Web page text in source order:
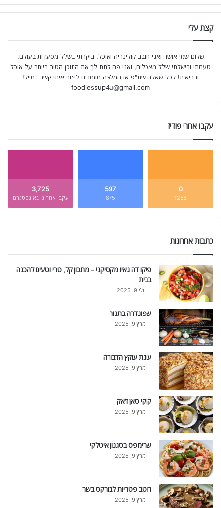
קצת עלי
שלום שמי אושר ואני חובב קולינריה ואוכל, ביקרתי בשלל מסעדות בעולם,
טעמתי ובישלתי שלל מאכלים, ואני פה לתת לך את התוכן הטוב ביותר על אוכל
ובריאות! לכל שאלה שת"פ או המלצה מוזמנים ליצור איתי קשר במייל!
foodiessup4u@gmail.com
עקבו אחרי פודיז
0
1256
597
875
3,725
עקבו אחרינו באינסטגרם
כתבות אחרונות
פיקו דה גאיו מקסיקני – מתכון קל, טרי וטעים להכנה
בבית
יולי 9, 2025
שפונדרה בתנור
מרץ 9, 2025
עוגת עוקץ הדבורה
מרץ 9, 2025
קוקי סאן ז'אק
מרץ 9, 2025
שרימפס בסגנון איטלקי
מרץ 9, 2025
רוטב פטריות לבורקס בשר
מרץ 9, 2025